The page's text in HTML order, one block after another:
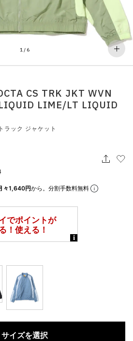
グ
グ
1 /6
CS TRK JKT WVN
LIME/LT LIQUID
ラック ジャケット
々1,640円から。分割手数料無料
サイズを選択